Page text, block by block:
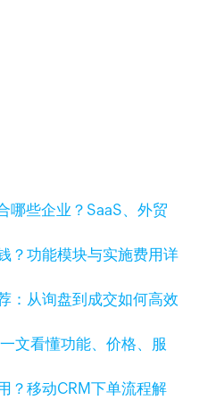
哪些企业？SaaS、外贸
？功能模块与实施费用详
：从询盘到成交如何高效
文看懂功能、价格、服
？移动CRM下单流程解